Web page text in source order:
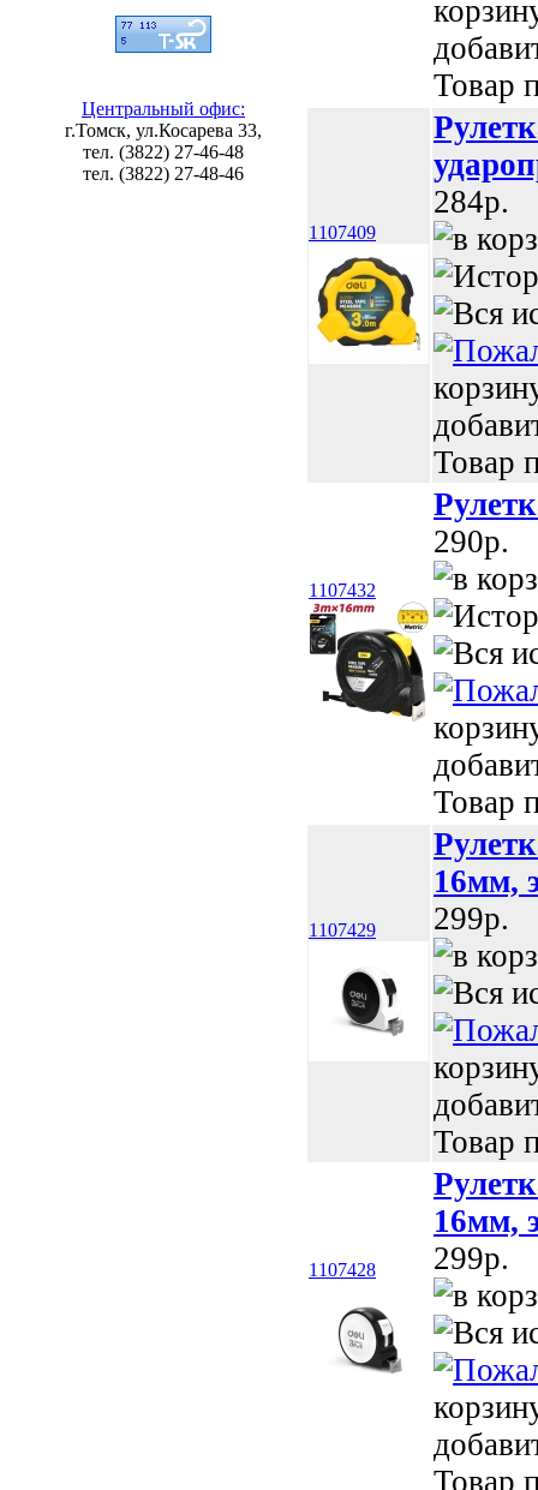
Центральный офис:
г.Томск, ул.Косарева 33,
тел. (3822) 27-46-48
тел. (3822) 27-48-46
Товар
1107409
284p.
Товар
1107432
290p.
Товар
1107429
16мм,
299p.
Товар
1107428
16мм,
299p.
Товар